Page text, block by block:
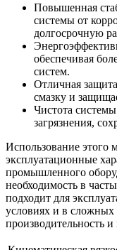
Повышенная
системы от
долгосрочную
обеспечивая
систем.
Отличная
смазку и
Чистота
загрязнения,
Использование этого
эксплуатационные
промышленного
необходимость в
подходит для
условиях и в сложных
производительность